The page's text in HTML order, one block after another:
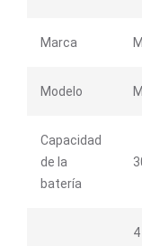
Marca
Modelo
Capacidad
de la
batería